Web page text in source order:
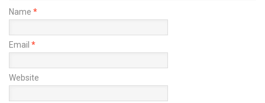
Name *
Email *
Website